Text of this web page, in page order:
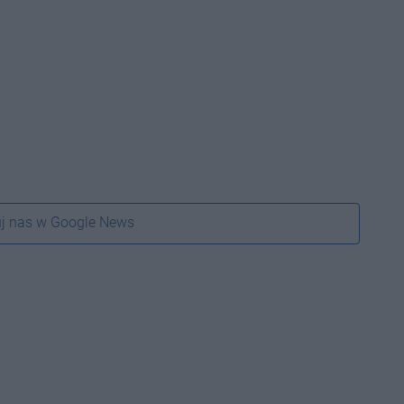
nas w Google News